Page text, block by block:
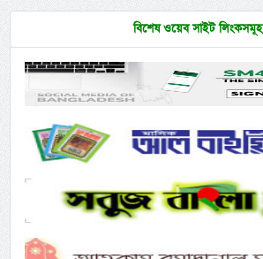
বিশেষ ওয়েব সাইট লিংকসমূহ